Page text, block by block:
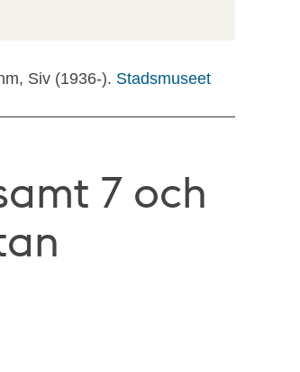
Siv (1936-). Stadsmuseet
7 och